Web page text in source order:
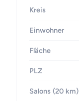
Kreis
Einwohner
Fläche
PLZ
Salons (20 km)